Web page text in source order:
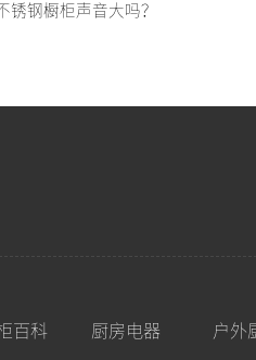
锈钢橱柜声音大吗？
百科 厨房电器 户外